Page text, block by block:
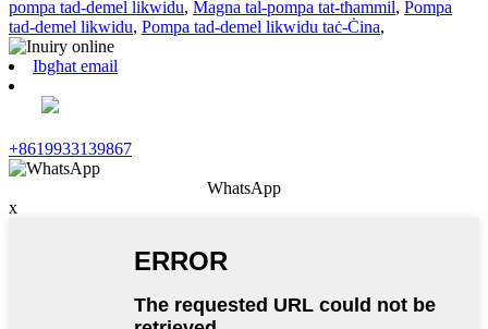
pompa tad-demel likwidu, Magna tal-pompa tat-tħammil, Pompa
tad-demel likwidu, Pompa tad-demel likwidu taċ-Ċina,
Ibgħat email
+8619933139867
WhatsApp
x